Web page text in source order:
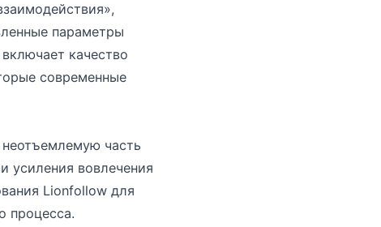
параметры
качество
современные
часть
усиления вовлечения
Lionfollow для
процесса.